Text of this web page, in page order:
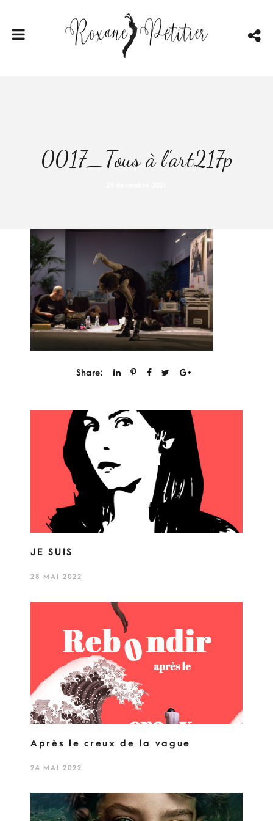
0017_Tous à l’art217p
Share:
JE SUIS
28 MAI 2022
Après le creux de la vague
24 MAI 2022